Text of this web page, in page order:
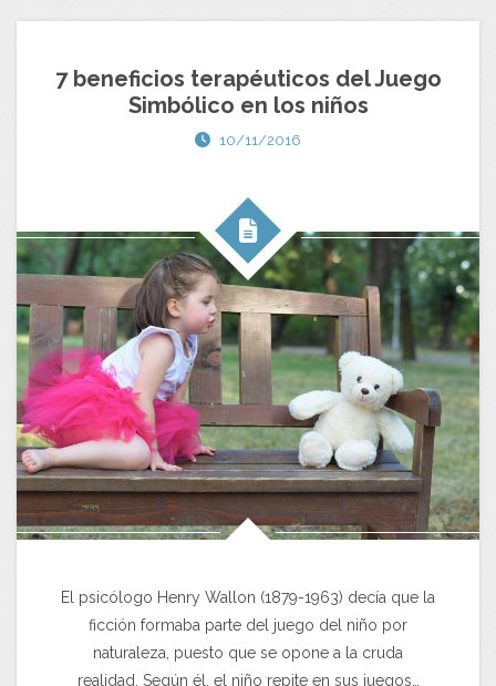
7 beneficios terapéuticos del Juego
Simbólico en los niños
10/11/2016
El psicólogo Henry Wallon (1879-1963) decía que la
ficción formaba parte del juego del niño por
naturaleza, puesto que se opone a la cruda
realidad. Según él, el niño repite en sus juegos…